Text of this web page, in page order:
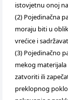
istovjetnu onoj
(2) Pojedinačna
moraju biti u
vrećice i
(3) Pojedinačno
mekog
zatvoriti ili
preklopnog